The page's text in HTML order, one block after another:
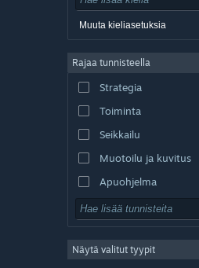
Muuta kieliasetuksia
Rajaa tunnisteella
Strategia
Toiminta
Seikkailu
Muotoilu ja kuvitus
Apuohjelma
Pelaa ilmaiseksi
Massiivinen moninpeli
Näytä valitut tyypit